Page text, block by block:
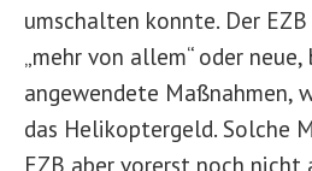
umschalten konnte. Der
„mehr von allem“ oder
angewendete Maßnahmen,
das Helikoptergeld. Solche
EZB aber vorerst noch nicht